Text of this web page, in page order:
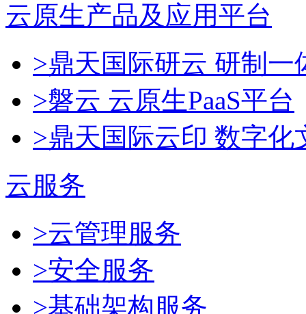
云原生产品及应用平台
>鼎天国际研云 研制
>磐云 云原生PaaS平台
>鼎天国际云印 数字化
云服务
>云管理服务
>安全服务
>基础架构服务